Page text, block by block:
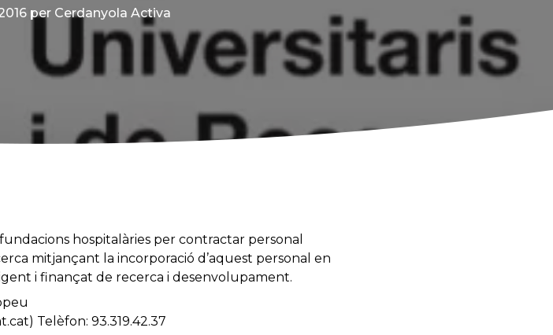
per Cerdanyola Activa
hospitalàries per contractar personal
mitjançant la incorporació d’aquest personal en
i finançat de recerca i desenvolupament.
Telèfon: 93.319.42.37